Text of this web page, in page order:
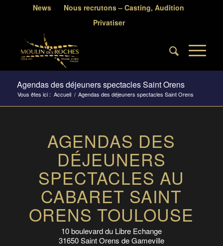
News
Nous recrutons – Casting, Audition
Privatiser
Agendas des déjeuners spectacles Saint Orens
Vous êtes ici : Accueil / Agendas des déjeuners spectacles Saint Orens
AGENDAS DES
DÉJEUNERS
SPECTACLES AU
CABARET SAINT
ORENS TOULOUSE
10 boulevard du Libre Echange
31650 Saint Orens de Gameville